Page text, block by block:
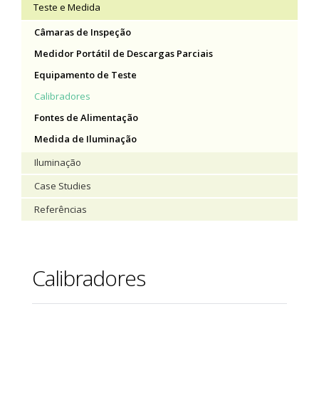
Teste e Medida
Câmaras de Inspeção
Medidor Portátil de Descargas Parciais
Equipamento de Teste
Calibradores
Fontes de Alimentação
Medida de Iluminação
Iluminação
Case Studies
Referências
Calibradores